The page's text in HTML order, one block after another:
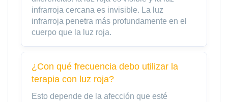
infrarroja cercana es invisible. La luz
infrarroja penetra más profundamente en el
cuerpo que la luz roja.
¿Con qué frecuencia debo utilizar la
terapia con luz roja?
Esto depende de la afección que esté